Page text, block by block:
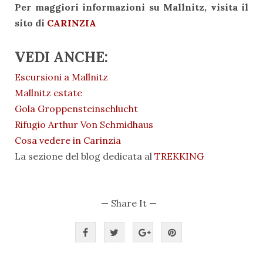
Per maggiori informazioni su Mallnitz, visita il
sito di CARINZIA
VEDI ANCHE:
Escursioni a Mallnitz
Mallnitz estate
Gola Groppensteinschlucht
Rifugio Arthur Von Schmidhaus
Cosa vedere in Carinzia
La sezione del blog dedicata al TREKKING
— Share It —